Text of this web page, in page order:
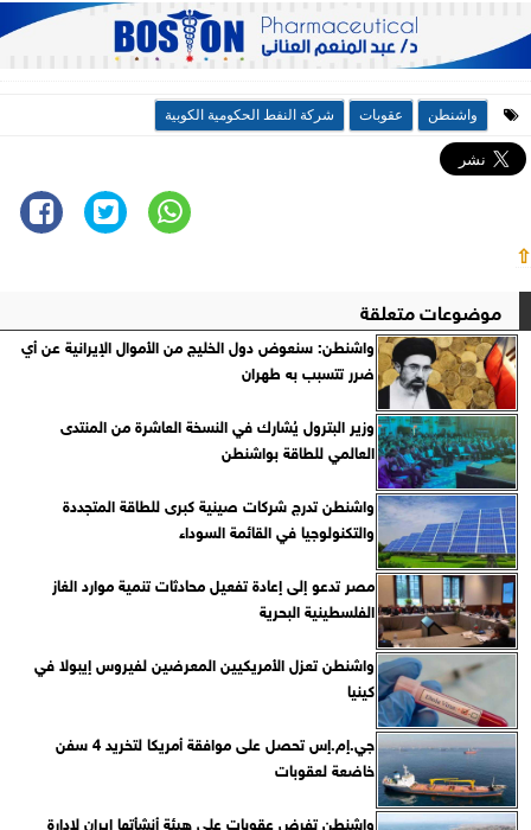
واشنطن عقوبات شركة النفط الحكومية الكوبية
⇧
موضوعات متعلقة
واشنطن: سنعوض دول الخليج من الأموال الإيرانية عن أي
ضرر تتسبب به طهران
وزير البترول يُشارك في النسخة العاشرة من المنتدى
العالمي للطاقة بواشنطن
واشنطن تدرج شركات صينية كبرى للطاقة المتجددة
والتكنولوجيا في القائمة السوداء
مصر تدعو إلى إعادة تفعيل محادثات تنمية موارد الغاز
الفلسطينية البحرية
واشنطن تعزل الأمريكيين المعرضين لفيروس إيبولا في
كينيا
جي.إم.إس تحصل على موافقة أمريكا لتخريد 4 سفن
خاضعة لعقوبات
واشنطن تفرض عقوبات على هيئة أنشأتها إيران لإدارة